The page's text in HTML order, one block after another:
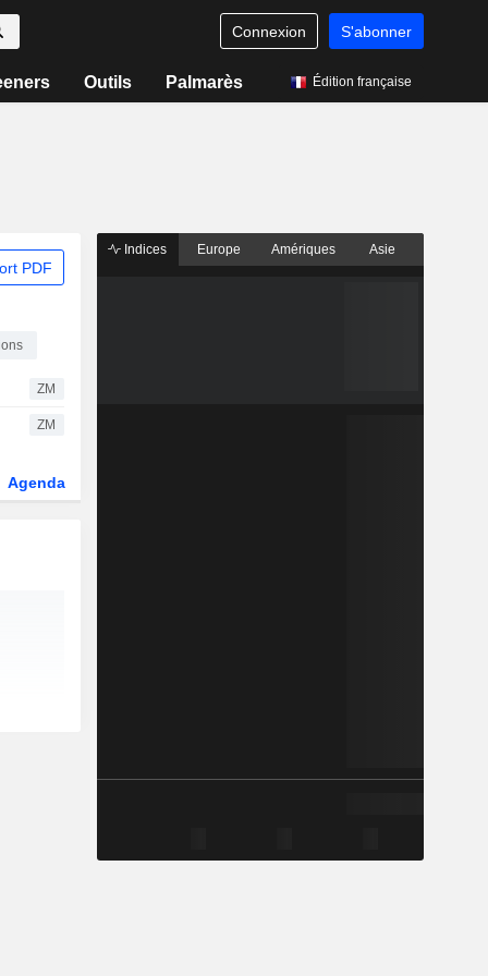
Connexion S'abonner
Outils Palmarès Édition française
PDF
ZM
ZM
Agenda
Indices Europe Amériques Asie